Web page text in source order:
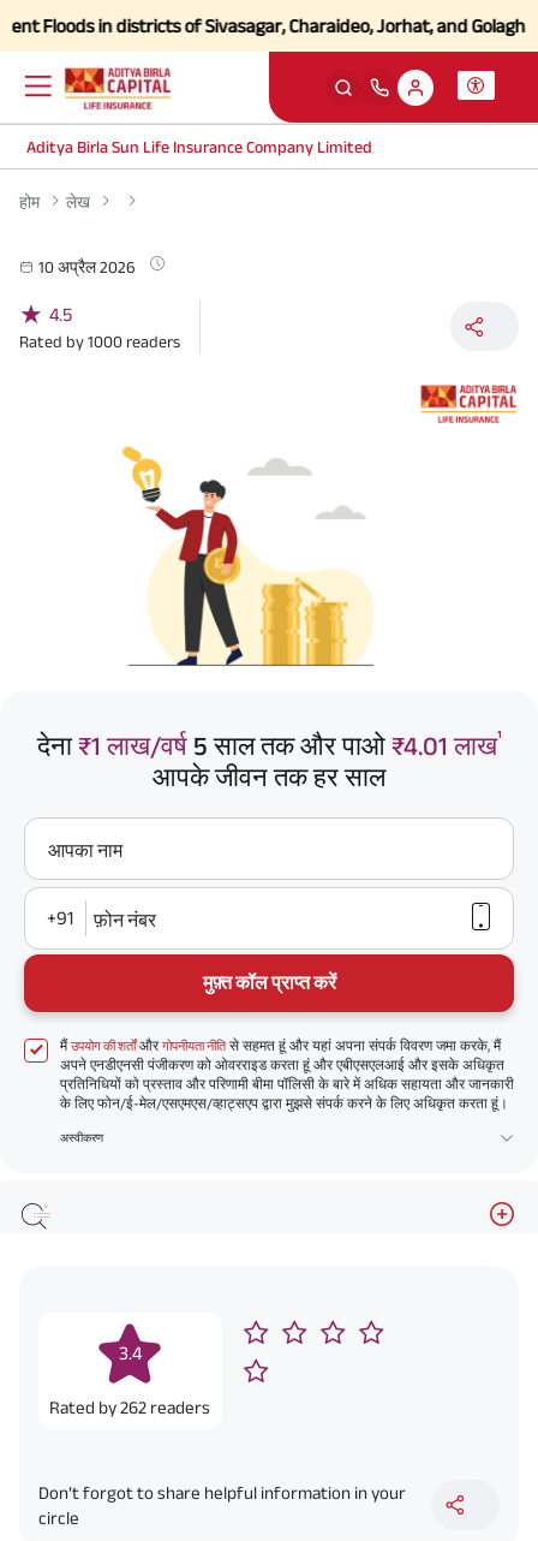
in districts of Sivasagar, Charaideo, Jorhat, and Golaghat of
Aditya Birla Sun Life Insurance Company Limited
होम लेख
10 अप्रैल 2026
★ 4.5
Rated by1000 readers
देना₹1 लाख/वर्ष 5 साल तक और पाओ₹4.01 लाख¹
आपके जीवन तक हर साल
आपका नाम
+91 फ़ोन नंबर
मुफ़्त कॉल प्राप्त करें
मैंउपयोग की शर्तोंऔरगोपनीयता नीतिसे सहमत हूं और यहां अपना संपर्क विवरण जमा करके, मैं
अपने एनडीएनसी पंजीकरण को ओवरराइड करता हूं और एबीएसएलआई और इसके अधिकृत
प्रतिनिधियों को प्रस्ताव और परिणामी बीमा पॉलिसी के बारे में अधिक सहायता और जानकारी
के लिए फोन/ई-मेल/एसएमएस/व्हाट्सएप द्वारा मुझसे संपर्क करने के लिए अधिकृत करता हूं।
अस्वीकरण
3.4
Rated by262 readers
Don’t forgot to share helpful information in your
circle